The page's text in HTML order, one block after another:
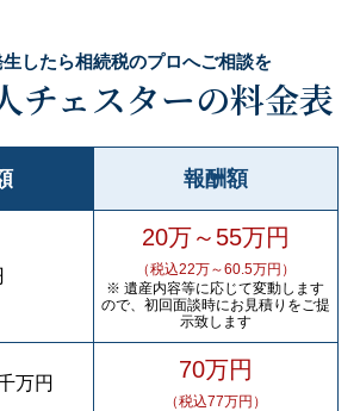
したら相続税のプロへご相談を
チェスターの料金表
報酬額
20万～55万円
（税込22万～60.5万円）
※ 遺産内容等に応じて変動します
ので、初回面談時にお見積りをご提
示致します
万円 70万円
（税込77万円）